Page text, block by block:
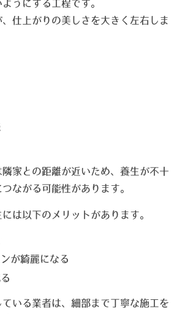
うにする工程です。
仕上がりの美しさを大きく左右しま
家との距離が近いため、養生が不十
ながる可能性があります。
は以下のメリットがあります。
が綺麗になる
いる業者は、細部まで丁寧な施工を